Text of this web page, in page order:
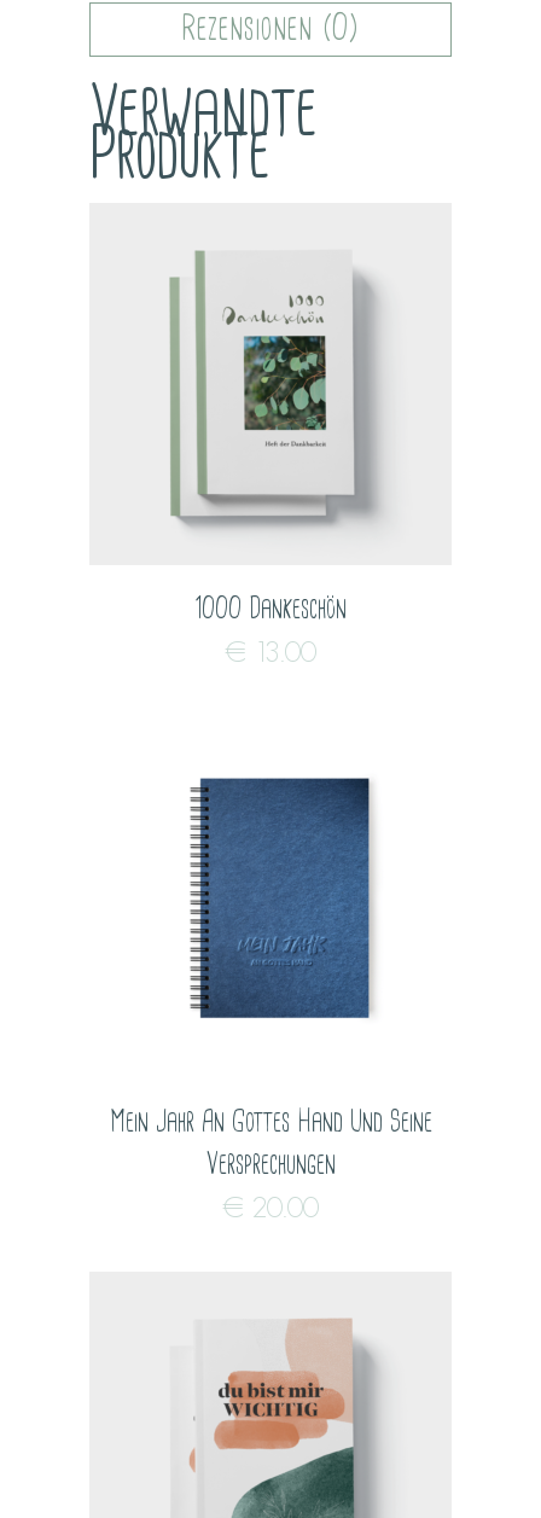
Rezensionen (0)
Verwandte
Produkte
1000 Dankeschön
€ 13.00
Mein Jahr An Gottes Hand Und Seine
Versprechungen
€ 20.00